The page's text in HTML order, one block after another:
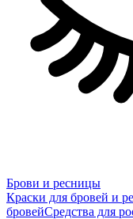
Брови и ресницы
Краски для бровей и
бровейСредства для